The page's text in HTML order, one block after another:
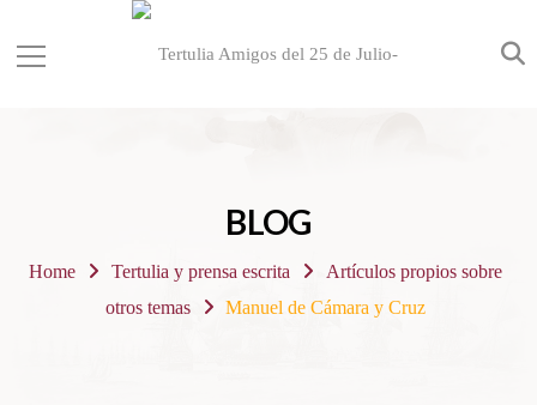
BLOG
Home Tertulia y prensa escrita
Artículos propios sobre
otros temas
Manuel de Cámara y Cruz